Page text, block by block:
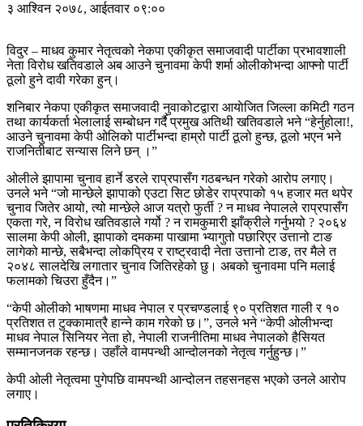
३ आश्विन २०७८, आईतवार ०९:००
विदुर – माधव कुमार नेतृत्वको नेकपा एकीकृत समाजवादी पार्टीका प्रभावशाली
नेता विरोध खतिवडाले अब आउने चुनावमा केपी शर्मा ओलीकोभन्दा आफ्नो पार्टी
ठूलो हुने दावी गरेका हुन्।
शनिबार नेकपा एकीकृत समाजवादी नुवाकोटद्वारा आयाेजित जिल्ला कमिटी गठन
तथा कार्यकर्ता भेलालाई सम्बोधन गर्दै प्रमुख अतिथी खतिवडाले भने “हेर्नुहोला!,
आउने चुनावमा केपी ओलिको पार्टीभन्दा हाम्रो पार्टी ठूलो हुन्छ, ठूलो भएन भने
राजनितीबाट सन्यास लिने छन् ।”
ओलीले झापामा चुनाव हार्ने डरले राप्रपासँग गठबन्धन गरेको आरोप लगाए।
उनले भने “जो मान्छेले झापाको एउटा सिट छोडेर राप्रपाको १५ हजार मत थपेर
चुनाव जितेर आयो, त्यो मान्छेले आज यत्रो फुर्ती ? न माधव नेपालले राप्रपासँग
एकता गरे, न विरोध खतिवडाले गर्यो ? न रामकुमारी झाँक्रीले गर्नुभयो ? २०६४
सालमा केपी ओली, झापाको दमकमा पाखामा भ्यागुतो पछारिएर उत्तानो टाङ
लागेको मान्छे, सबैभन्दा लोकप्रिय र राष्ट्रवादी नेता उत्तानो टाङ, तर मैले त
२०४८ सालदेखि लगातार चुनाव जितिरहेको छु। अबको चुनावमा पनि मलाई
फलामको चिउरा हुँदैन।”
“केपी ओलीको भाषणमा माधव नेपाल र प्रचण्डलाई ९० प्रतिशत गाली र १०
प्रतिशत त टुक्कामात्रै हान्ने काम गरेको छ।”, उनले भने “केपी ओलीभन्दा
माधव नेपाल सिनियर नेता हो, नेपाली राजनीतिमा माधव नेपालको हैसियत
सम्मानजनक रहन्छ। उहाँले वामपन्थी आन्दोलनको नेतृत्व गर्नुहुन्छ।”
केपी ओली नेतृत्वमा पुगेपछि वामपन्थी आन्दोलन तहसनहस भएको उनले आरोप
लगाए।